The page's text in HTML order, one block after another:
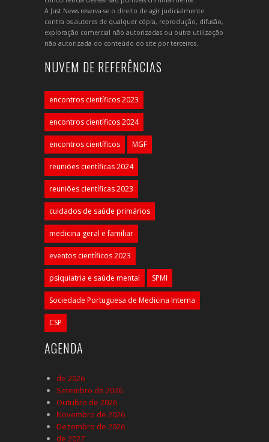
A Just News reserva-se o direito de agir judicialmente
contra os autores de qualquer cópia, reprodução, difusão,
exploração comercial não autorizadas ou outra utilização
não autorizada do conteúdo do site por terceiros.
NUVEM DE REFERÊNCIAS
encontros científicos 2023
encontros científicos 2024
encontros científicos MGF
reuniões científicas 2024
reuniões científicas 2023
cuidados de saúde primários
medicina geral e familiar
eventos científicos 2023
psiquiatria e saúde mental SPMI
Sociedade Portuguesa de Medicina Interna
CSP
AGENDA
de 2026
Setembro de 2026
Outubro de 2026
Novembro de 2026
Dezembro de 2026
de 2027